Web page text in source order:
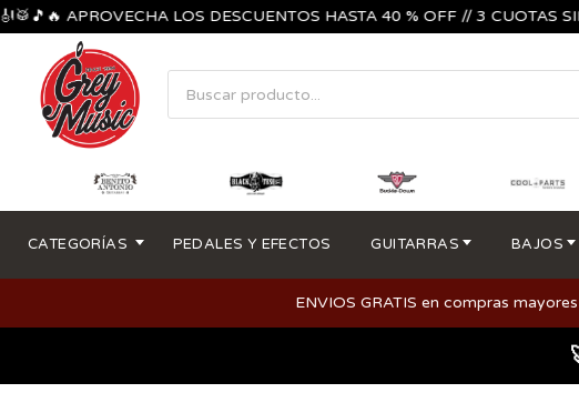
APROVECHA LOS DESCUENTOS HASTA 40 % OFF // 3 CUOTAS
CATEGORÍAS PEDALES Y EFECTOS GUITARRAS BAJOS
ENVIOS GRATIS en compras